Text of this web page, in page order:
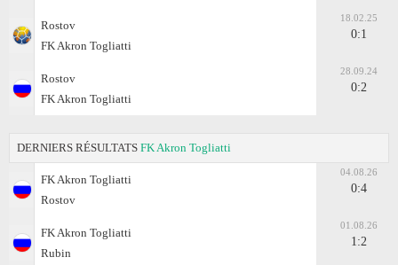
Rostov
FK Akron Togliatti
18.02.25
0:1
Rostov
FK Akron Togliatti
28.09.24
0:2
DERNIERS RÉSULTATS FK Akron Togliatti
FK Akron Togliatti
Rostov
04.08.26
0:4
FK Akron Togliatti
Rubin
01.08.26
1:2